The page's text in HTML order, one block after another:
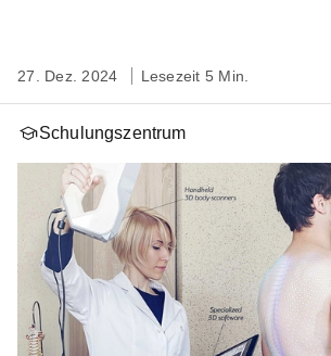
27. Dez. 2024 Lesezeit 5 Min.
Schulungszentrum